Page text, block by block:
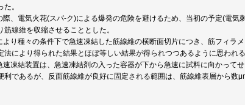
。
、電気火花(スパ-ク)による爆発の危険を避けるため、当初の予定(電気
線維を収縮させることとした。
より種々の条件下で急速凍結した筋線維の横断面切片につき、筋フィラ
法により得られた結果とほぼ等しい結果が得られつつあるように思われる
速凍結装置は、急速凍結剤の入った容器が下から急速に試料に向かって
利であるが、反面筋線維が良好に固定される範囲は、筋線維表層から数